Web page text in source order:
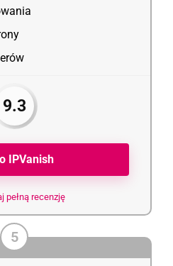
9.3
IPVanish
pełną recenzję
5